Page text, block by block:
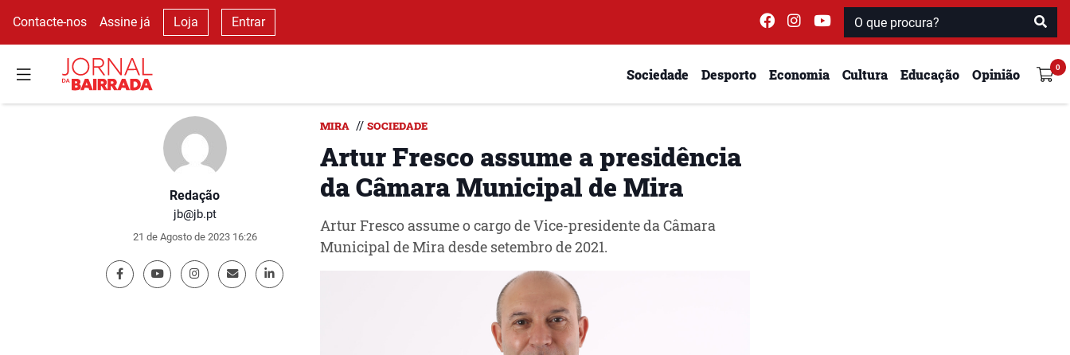
Contacte-nos Assine já Loja Entrar
Sociedade Desporto Economia Cultura Educação Opinião
Redação
jb@jb.pt
21 de Agosto de 2023 16:26
MIRA // SOCIEDADE
Artur Fresco assume a presidência
da Câmara Municipal de Mira
Artur Fresco assume o cargo de Vice-presidente da Câmara
Municipal de Mira desde setembro de 2021.